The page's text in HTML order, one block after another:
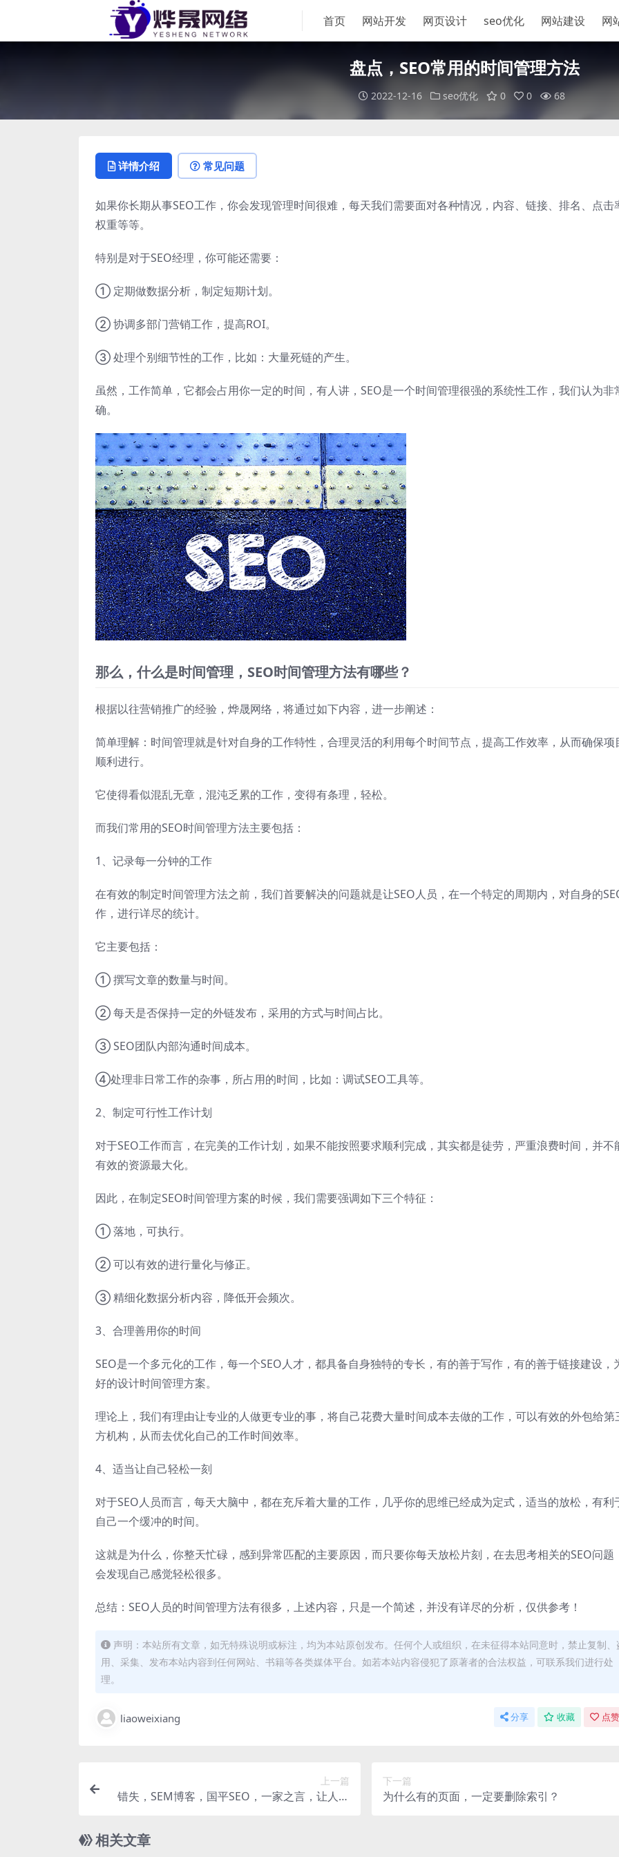
首页 网站开发 网页设计 seo优化 网站建设 网
盘点，SEO常用的时间管理方法
2022-12-16 seo优化 0 0 68
详情介绍 常见问题
如果你长期从事SEO工作，你会发现管理时间很难，每天我们需要面对各种情况，内容、链接、排名、点击
权重等等。
特别是对于SEO经理，你可能还需要：
① 定期做数据分析，制定短期计划。
② 协调多部门营销工作，提高ROI。
③ 处理个别细节性的工作，比如：大量死链的产生。
虽然，工作简单，它都会占用你一定的时间，有人讲，SEO是一个时间管理很强的系统性工作，我们认为非
确。
那么，什么是时间管理，SEO时间管理方法有哪些？
根据以往营销推广的经验，烨晟网络，将通过如下内容，进一步阐述：
简单理解：时间管理就是针对自身的工作特性，合理灵活的利用每个时间节点，提高工作效率，从而确保项
顺利进行。
它使得看似混乱无章，混沌乏累的工作，变得有条理，轻松。
而我们常用的SEO时间管理方法主要包括：
1、记录每一分钟的工作
在有效的制定时间管理方法之前，我们首要解决的问题就是让SEO人员，在一个特定的周期内，对自身的
作，进行详尽的统计。
它主要包括：
① 撰写文章的数量与时间。
② 每天是否保持一定的外链发布，采用的方式与时间占比。
③ SEO团队内部沟通时间成本。
④处理非日常工作的杂事，所占用的时间，比如：调试SEO工具等。
2、制定可行性工作计划
对于SEO工作而言，在完美的工作计划，如果不能按照要求顺利完成，其实都是徒劳，严重浪费时间，并不
有效的资源最大化。
因此，在制定SEO时间管理方案的时候，我们需要强调如下三个特征：
① 落地，可执行。
② 可以有效的进行量化与修正。
③ 精细化数据分析内容，降低开会频次。
3、合理善用你的时间
SEO是一个多元化的工作，每一个SEO人才，都具备自身独特的专长，有的善于写作，有的善于链接建设，
好的设计时间管理方案。
理论上，我们有理由让专业的人做更专业的事，将自己花费大量时间成本去做的工作，可以有效的外包给第
方机构，从而去优化自己的工作时间效率。
4、适当让自己轻松一刻
对于SEO人员而言，每天大脑中，都在充斥着大量的工作，几乎你的思维已经成为定式，适当的放松，有利
自己一个缓冲的时间。
这就是为什么，你整天忙碌，感到异常匹配的主要原因，而只要你每天放松片刻，在去思考相关的SEO问题
会发现自己感觉轻松很多。
总结：SEO人员的时间管理方法有很多，上述内容，只是一个简述，并没有详尽的分析，仅供参考！
声明：本站所有文章，如无特殊说明或标注，均为本站原创发布。任何个人或组织，在未征得本站同意时，禁止复制、
用、采集、发布本站内容到任何网站、书籍等各类媒体平台。如若本站内容侵犯了原著者的合法权益，可联系我们进行处
理。
liaoweixiang 分享 收藏 点
上一篇
错失，SEM博客，国平SEO，一家之言，让人深
下一篇
为什么有的页面，一定要删除索引？
相关文章